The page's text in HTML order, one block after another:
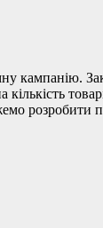
кампанію.
розробити